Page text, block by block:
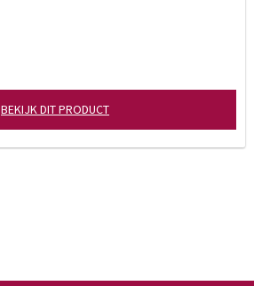
BEKIJK DIT PRODUCT